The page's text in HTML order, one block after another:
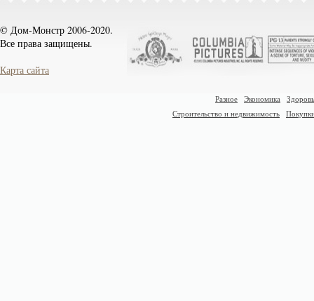
© Дом-Монстр 2006-2020.
Все права защищены.
Карта сайта
Разное Экономика
Строительство и недвижимость